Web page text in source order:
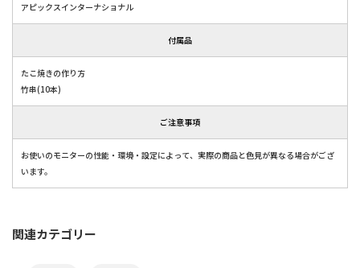
アピックスインターナショナル
付属品
たこ焼きの作り方
竹串(10本)
ご注意事項
お使いのモニターの性能・環境・設定によって、実際の商品と色見が異なる場合がござ
います。
関連カテゴリー